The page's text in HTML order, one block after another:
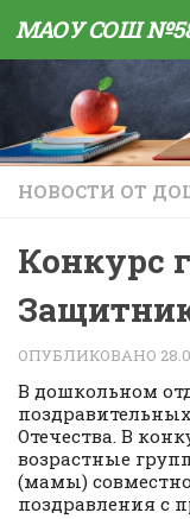
Skip to content
МАОУ СОШ №58
НОВОСТИ ОТ
Конкурс
ОПУБЛИКОВАНО
В дошкольном
Отечества. В
возрастные
(мамы)
поздравления с